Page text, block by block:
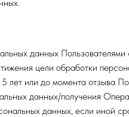
данных Пользователями
цели обработки
лет или до момента отзыва
данных/получения
данных, если иной